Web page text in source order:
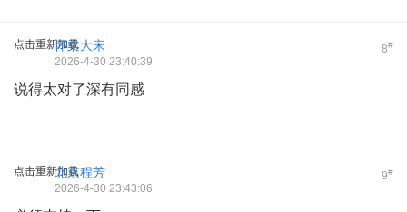
点击重新加载 8#
怀柔大宋
2026-4-30 23:40:39
说得太对了深有同感
点击重新加载 9#
北京程芳
2026-4-30 23:43:06